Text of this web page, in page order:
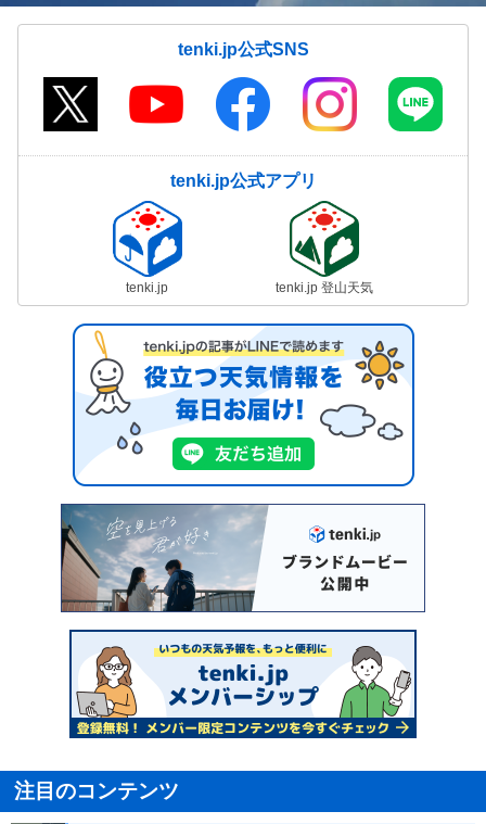
tenki.jp公式SNS
tenki.jp公式アプリ
tenki.jp tenki.jp 登山天気
注目のコンテンツ